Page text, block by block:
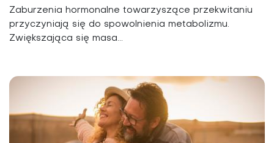
Zaburzenia hormonalne towarzyszące przekwitaniu
przyczyniają się do spowolnienia metabolizmu.
Zwiększająca się masa...